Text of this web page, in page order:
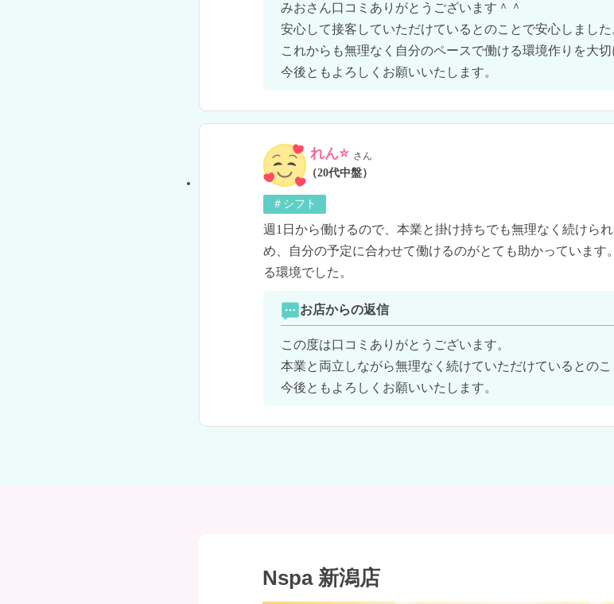
みおさん口コミありがとうございます＾＾
安心して接客していただけているとのことで安心しました
これからも無理なく自分のペースで働ける環境作りを大切
今後ともよろしくお願いいたします。
れん⭐ さん
（20代中盤）
＃シフト
週1日から働けるので、本業と掛け持ちでも無理なく続けら
め、自分の予定に合わせて働けるのがとても助かっています
る環境でした。
お店からの返信
この度は口コミありがとうございます。
本業と両立しながら無理なく続けていただけているとの
今後ともよろしくお願いいたします。
Nspa 新潟店